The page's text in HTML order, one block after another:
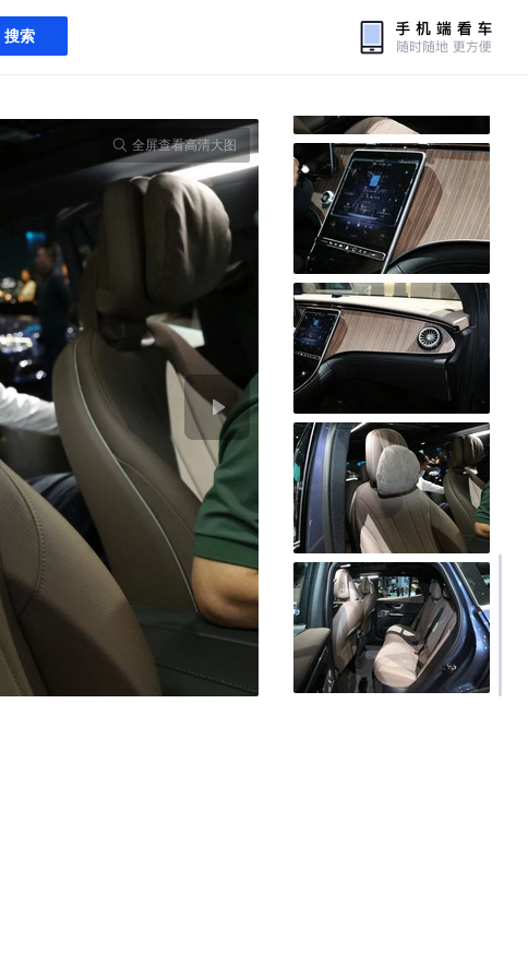
搜索
全屏查看高清大图